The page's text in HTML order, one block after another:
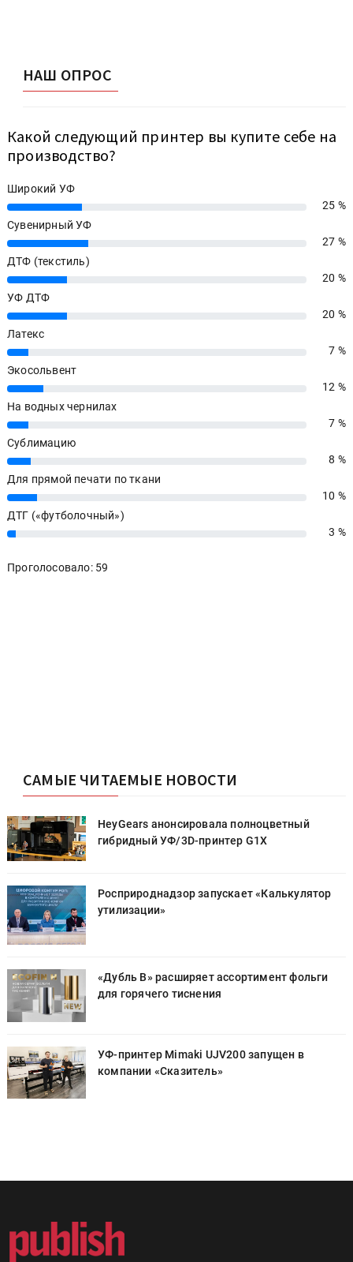
НАШ ОПРОС
Какой следующий принтер вы купите себе на
производство?
Широкий УФ
25%
25 %
Сувенирный УФ
27%
27 %
ДТФ (текстиль)
20%
20 %
УФ ДТФ
20%
20 %
Латекс
7%
7 %
Экосольвент
12%
12 %
На водных чернилах
7%
7 %
Сублимацию
8%
8 %
Для прямой печати по ткани
10%
10 %
ДТГ («футболочный»)
3% 3 %
Проголосовало: 59
САМЫЕ ЧИТАЕМЫЕ НОВОСТИ
HeyGears анонсировала полноцветный
гибридный УФ/3D-принтер G1X
Росприроднадзор запускает «Калькулятор
утилизации»
«Дубль В» расширяет ассортимент фольги
для горячего тиснения
УФ-принтер Mimaki UJV200 запущен в
компании «Сказитель»